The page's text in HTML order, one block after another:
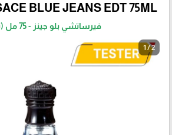
BLUE JEANS EDT 75ML
فيرساتشي بلو جينز - 75 مل (تستر)
1 / 2